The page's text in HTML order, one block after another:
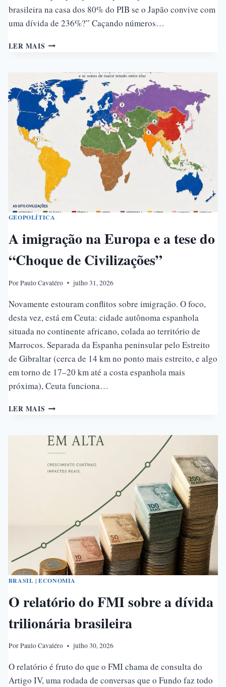
brasileira na casa dos 80% do PIB se o Japão convive com
uma dívida de 236%?” Caçando números…
LER MAIS POR
DÍVIDA
TRILIONÁRIA
JAPONESA
NÃO
EXPLICA
A
DÍVIDA
BRASILEIRA
GEOPOLÍTICA
A imigração na Europa e a tese do
“Choque de Civilizações”
PorPaulo Cavaléro julho 31, 2026
Novamente estouram conflitos sobre imigração. O foco,
desta vez, está em Ceuta: cidade autônoma espanhola
situada no continente africano, colada ao território de
Marrocos. Separada da Espanha peninsular pelo Estreito
de Gibraltar (cerca de 14 km no ponto mais estreito, e algo
em torno de 17–20 km até a costa espanhola mais
próxima), Ceuta funciona…
LER MAIS
EUROPA
E
TESE
CIVILIZAÇÕES”
BRASIL |ECONOMIA
O relatório do FMI sobre a dívida
trilionária brasileira
PorPaulo Cavaléro julho 30, 2026
O relatório é fruto do que o FMI chama de consulta do
Artigo IV, uma rodada de conversas que o Fundo faz todo